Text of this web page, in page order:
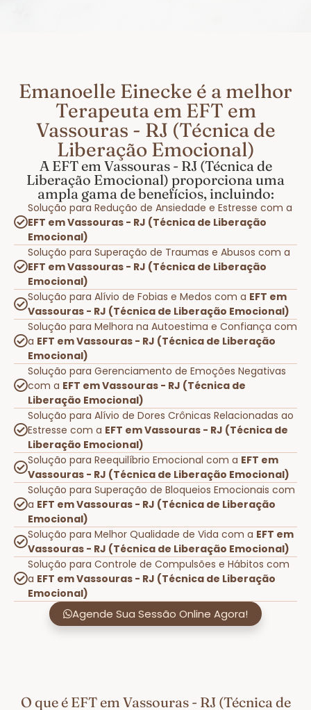
Emanoelle Einecke é a melhor
Terapeuta em EFT em
Vassouras - RJ (Técnica de
Liberação Emocional)
A EFT em Vassouras - RJ (Técnica de
Liberação Emocional) proporciona uma
ampla gama de benefícios, incluindo:
Solução para Redução de Ansiedade e Estresse com a
EFT em Vassouras - RJ (Técnica de Liberação
Emocional)
Solução para Superação de Traumas e Abusos com a
EFT em Vassouras - RJ (Técnica de Liberação
Emocional)
Solução para Alívio de Fobias e Medos com a EFT em
Vassouras - RJ (Técnica de Liberação Emocional)
Solução para Melhora na Autoestima e Confiança com
a EFT em Vassouras - RJ (Técnica de Liberação
Emocional)
Solução para Gerenciamento de Emoções Negativas
com a EFT em Vassouras - RJ (Técnica de
Liberação Emocional)
Solução para Alívio de Dores Crônicas Relacionadas ao
Estresse com a EFT em Vassouras - RJ (Técnica de
Liberação Emocional)
Solução para Reequilíbrio Emocional com a EFT em
Vassouras - RJ (Técnica de Liberação Emocional)
Solução para Superação de Bloqueios Emocionais com
a EFT em Vassouras - RJ (Técnica de Liberação
Emocional)
Solução para Melhor Qualidade de Vida com a EFT em
Vassouras - RJ (Técnica de Liberação Emocional)
Solução para Controle de Compulsões e Hábitos com
a EFT em Vassouras - RJ (Técnica de Liberação
Emocional)
Agende Sua Sessão Online Agora!
O que é EFT em Vassouras - RJ (Técnica de